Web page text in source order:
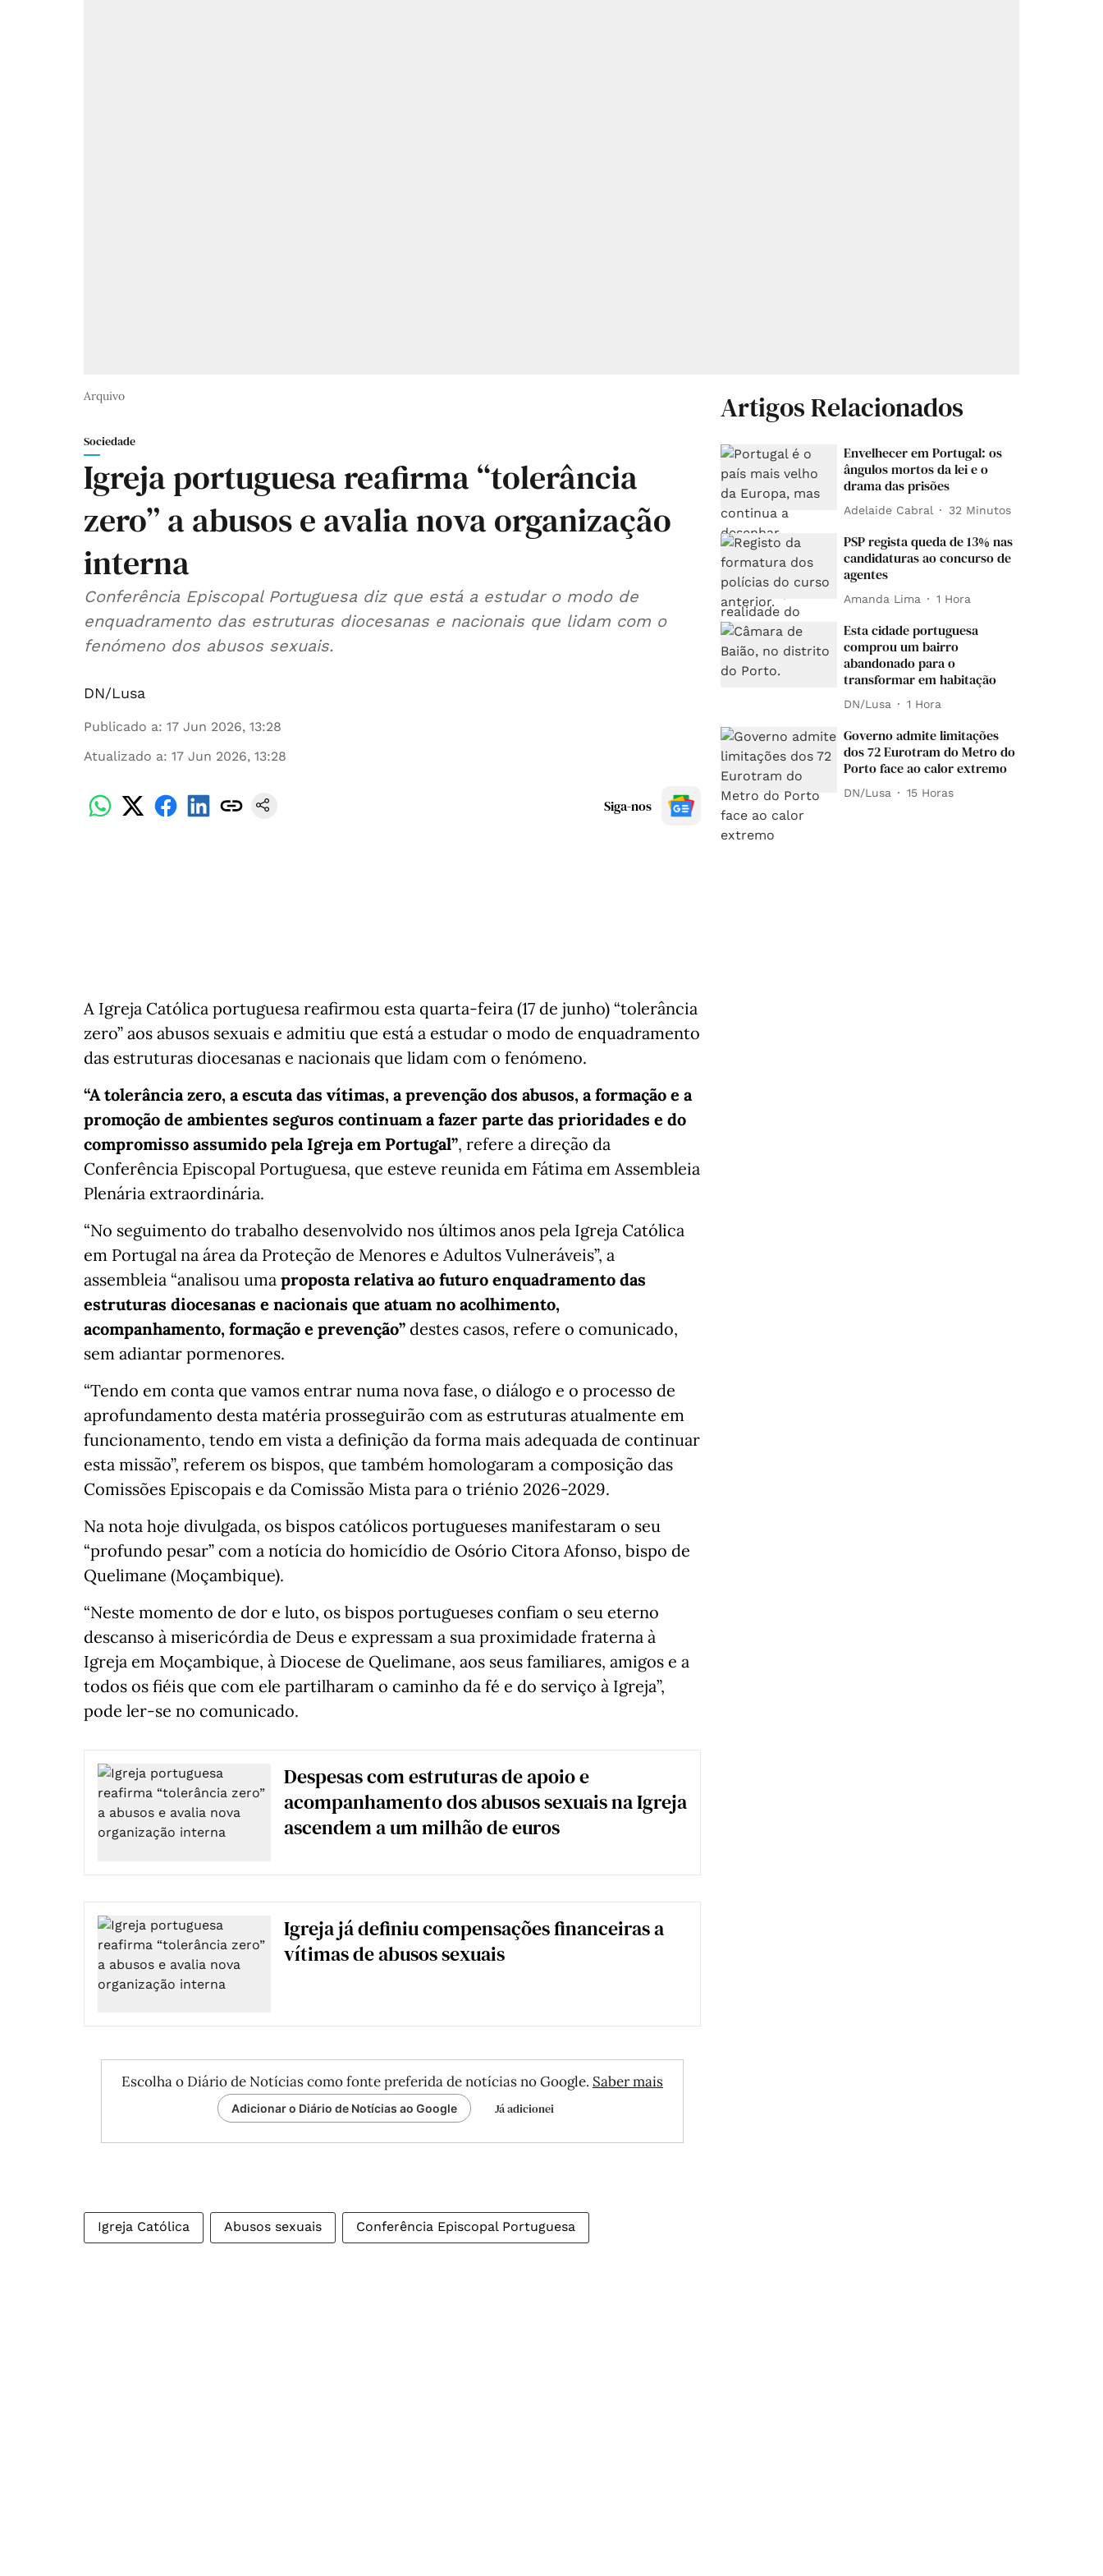
Arquivo
Sociedade
Igreja portuguesa reafirma “tolerância
zero” a abusos e avalia nova organização
interna
Conferência Episcopal Portuguesa diz que está a estudar o modo de
enquadramento das estruturas diocesanas e nacionais que lidam com o
fenómeno dos abusos sexuais.
DN/Lusa
Publicado a: 17 Jun 2026, 13:28
Atualizado a: 17 Jun 2026, 13:28
Siga-nos
A Igreja Católica portuguesa reafirmou esta quarta-feira (17 de junho) “tolerância
zero” aos abusos sexuais e admitiu que está a estudar o modo de enquadramento
das estruturas diocesanas e nacionais que lidam com o fenómeno.
“A tolerância zero, a escuta das vítimas, a prevenção dos abusos, a formação e a
promoção de ambientes seguros continuam a fazer parte das prioridades e do
compromisso assumido pela Igreja em Portugal”, refere a direção da
Conferência Episcopal Portuguesa, que esteve reunida em Fátima em Assembleia
Plenária extraordinária.
“No seguimento do trabalho desenvolvido nos últimos anos pela Igreja Católica
em Portugal na área da Proteção de Menores e Adultos Vulneráveis”, a
assembleia “analisou uma proposta relativa ao futuro enquadramento das
estruturas diocesanas e nacionais que atuam no acolhimento,
acompanhamento, formação e prevenção” destes casos, refere o comunicado,
sem adiantar pormenores.
“Tendo em conta que vamos entrar numa nova fase, o diálogo e o processo de
aprofundamento desta matéria prosseguirão com as estruturas atualmente em
funcionamento, tendo em vista a definição da forma mais adequada de continuar
esta missão”, referem os bispos, que também homologaram a composição das
Comissões Episcopais e da Comissão Mista para o triénio 2026-2029.
Na nota hoje divulgada, os bispos católicos portugueses manifestaram o seu
“profundo pesar” com a notícia do homicídio de Osório Citora Afonso, bispo de
Quelimane (Moçambique).
“Neste momento de dor e luto, os bispos portugueses confiam o seu eterno
descanso à misericórdia de Deus e expressam a sua proximidade fraterna à
Igreja em Moçambique, à Diocese de Quelimane, aos seus familiares, amigos e a
todos os fiéis que com ele partilharam o caminho da fé e do serviço à Igreja”,
pode ler-se no comunicado.
Despesas com estruturas de apoio e
acompanhamento dos abusos sexuais na Igreja
ascendem a um milhão de euros
Igreja já definiu compensações financeiras a
vítimas de abusos sexuais
Escolha o Diário de Notícias como fonte preferida de notícias no Google. Saber mais
Adicionar o Diário de Notícias ao Google Já adicionei
Igreja Católica Abusos sexuais Conferência Episcopal Portuguesa
Artigos Relacionados
Envelhecer em Portugal: os
ângulos mortos da lei e o
drama das prisões
Adelaide Cabral 32 Minutos
PSP regista queda de 13% nas
candidaturas ao concurso de
agentes
Amanda Lima 1 Hora
Esta cidade portuguesa
comprou um bairro
abandonado para o
transformar em habitação
DN/Lusa 1 Hora
Governo admite limitações
dos 72 Eurotram do Metro do
Porto face ao calor extremo
DN/Lusa 15 Horas